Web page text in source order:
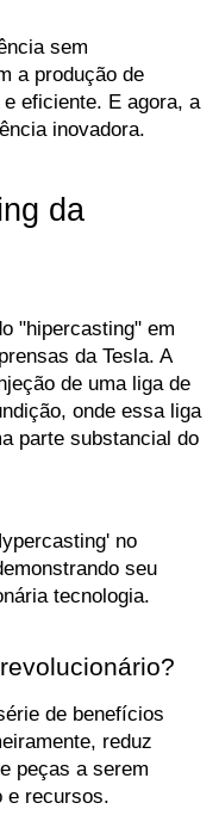
sem
a produção de
eficiente. E agora, a
inovadora.
da
"hipercasting" em
da Tesla. A
de uma liga de
onde essa liga
parte substancial do
no
seu
tecnologia.
de benefícios
reduz
peças a serem
e recursos.